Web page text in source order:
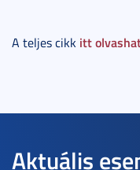
A teljes cikk itt
Aktuális